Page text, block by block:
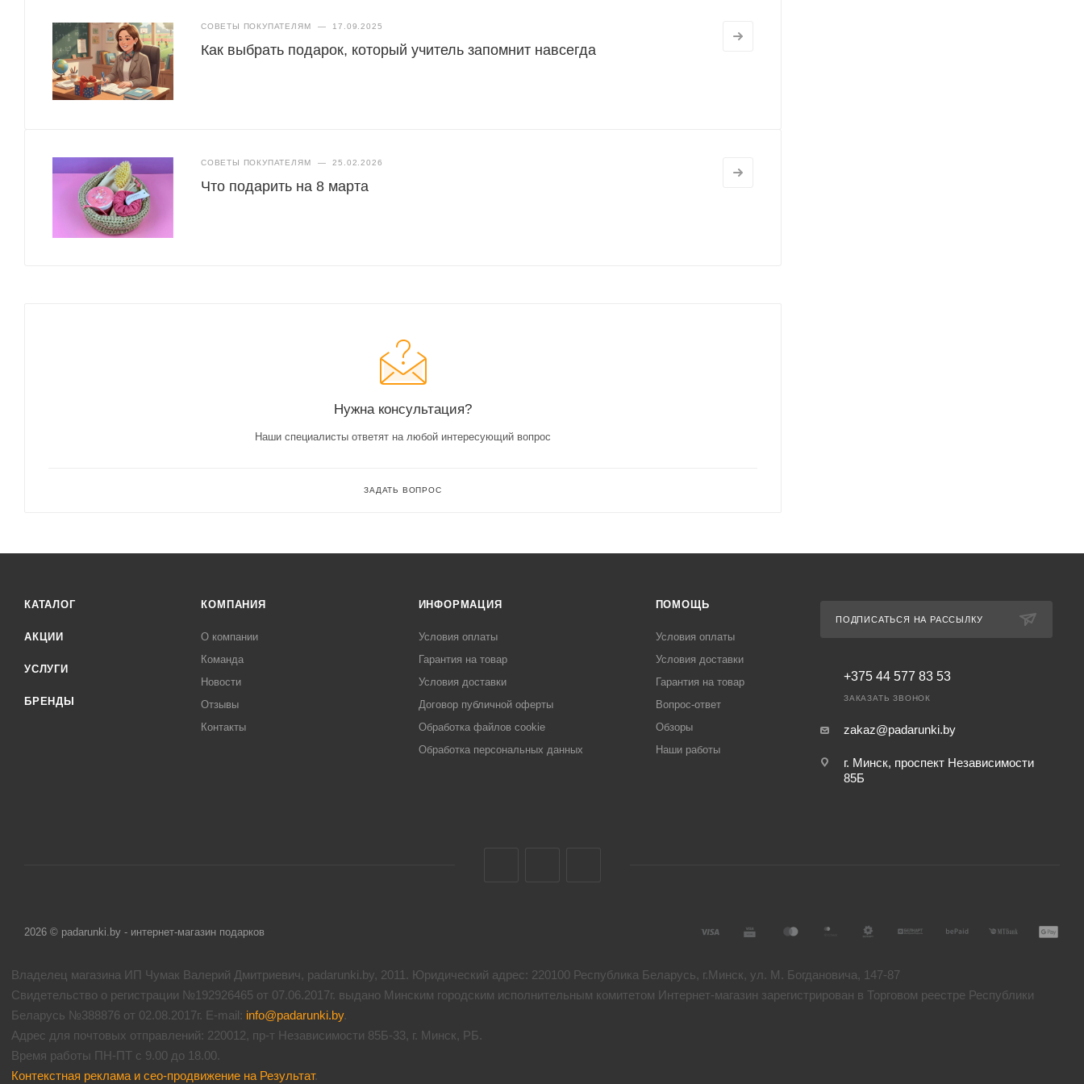
СОВЕТЫ ПОКУПАТЕЛЯМ — 17.09.2025
Как выбрать подарок, который учитель запомнит навсегда
СОВЕТЫ ПОКУПАТЕЛЯМ — 25.02.2026
Что подарить на 8 марта
Нужна консультация?
Наши специалисты ответят на любой интересующий вопрос
ЗАДАТЬ ВОПРОС
КАТАЛОГ
АКЦИИ
УСЛУГИ
БРЕНДЫ
КОМПАНИЯ
О компании
Команда
Новости
Отзывы
Контакты
ИНФОРМАЦИЯ
Условия оплаты
Гарантия на товар
Условия доставки
Договор публичной оферты
Обработка файлов cookie
Обработка персональных данных
ПОМОЩЬ
Условия оплаты
Условия доставки
Гарантия на товар
Вопрос-ответ
Обзоры
Наши работы
ПОДПИСАТЬСЯ НА РАССЫЛКУ
+375 44 577 83 53
ЗАКАЗАТЬ ЗВОНОК
zakaz@padarunki.by
г. Минск, проспект Независимости
85Б
2026 © padarunki.by - интернет-магазин подарков
Владелец магазина ИП Чумак Валерий Дмитриевич, padarunki.by, 2011. Юридический адрес: 220100 Республика Беларусь, г.Минск, ул. М. Богдановича, 147-87
Свидетельство о регистрации №192926465 от 07.06.2017г. выдано Минским городским исполнительным комитетом Интернет-магазин зарегистрирован в Торговом реестре Республики
Беларусь №388876 от 02.08.2017г. E-mail: info@padarunki.by.
Адрес для почтовых отправлений: 220012, пр-т Независимости 85Б-33, г. Минск, РБ.
Время работы ПН-ПТ с 9.00 до 18.00.
Контекстная реклама и сео-продвижение на Результат.